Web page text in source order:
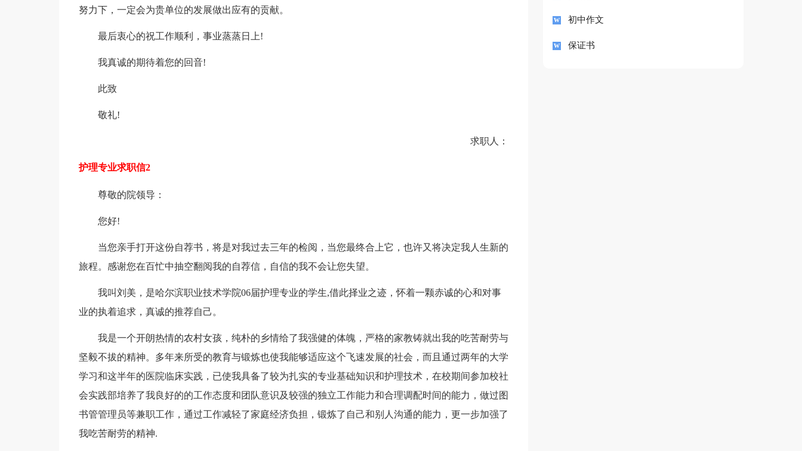
努力下，一定会为贵单位的发展做出应有的贡献。
最后衷心的祝工作顺利，事业蒸蒸日上!
我真诚的期待着您的回音!
此致
敬礼!
求职人：
护理专业求职信2
尊敬的院领导：
您好!
当您亲手打开这份自荐书，将是对我过去三年的检阅，当您最终合上它，也许又将决定我人生新的
旅程。感谢您在百忙中抽空翻阅我的自荐信，自信的我不会让您失望。
我叫刘美，是哈尔滨职业技术学院06届护理专业的学生,借此择业之迹，怀着一颗赤诚的心和对事
业的执着追求，真诚的推荐自己。
我是一个开朗热情的农村女孩，纯朴的乡情给了我强健的体魄，严格的家教铸就出我的吃苦耐劳与
坚毅不拔的精神。多年来所受的教育与锻炼也使我能够适应这个飞速发展的社会，而且通过两年的大学
学习和这半年的医院临床实践，已使我具备了较为扎实的专业基础知识和护理技术，在校期间参加校社
会实践部培养了我良好的的工作态度和团队意识及较强的独立工作能力和合理调配时间的能力，做过图
书管管理员等兼职工作，通过工作减轻了家庭经济负担，锻炼了自己和别人沟通的能力，更一步加强了
我吃苦耐劳的精神.
初中作文
保证书